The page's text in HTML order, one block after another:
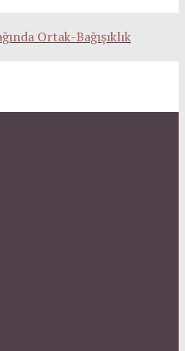
Ortak-Bağışıklık